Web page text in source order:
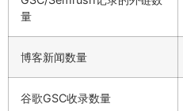
量
博客新闻数量
谷歌GSC收录数量